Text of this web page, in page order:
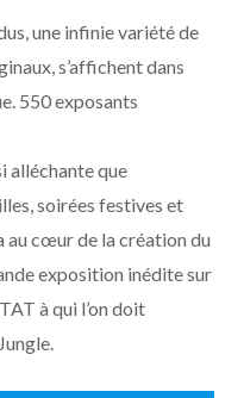
une infinie variété de
s’affichent dans
550 exposants
alléchante que
soirées festives et
au cœur de la création du
exposition inédite sur
à qui l’on doit